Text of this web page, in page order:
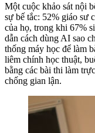
Một cuộc khảo sát nội
sự bế tắc: 52% giáo sư
của họ, trong khi 67%
dẫn cách dùng AI sao
thống máy học để làm
liêm chính học thuật,
bằng các bài thi làm
chống gian lận.